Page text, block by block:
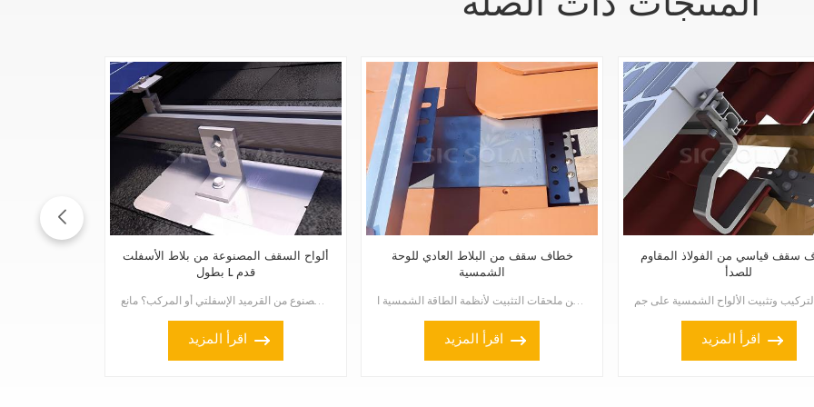
ألواح السقف المصنوعة من بلاط الأسفلت
بطول L قدم
هل تبحث عن طريقة موثوقة لتركيب الألواح الشمسية على سقفك المصنوع من القرميد الإسفلتي أو المركب؟ مانع ...
اقرأ المزيد
خطاف سقف من البلاط العادي للوحة
الشمسية
يعد خطاف السقف القرميدي العادي للوحة الشمسية ملحقًا خاصًا بين ملحقات التثبيت لأنظمة الطاقة الشمسية ا...
اقرأ المزيد
سقف قياسي من الفولاذ المقاوم
للصدأ
اقرأ المزيد